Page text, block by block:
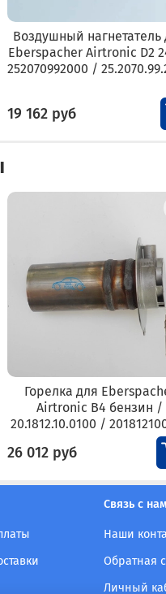
Воздушный нагнетатель
Eberspacher Airtronic D2
252070992000 /
19 162 руб
Горелка для
Airtronic B4 бензин /
20.1812.10.0100 /
26 012 руб
Связь с
Наши
Обратная
Личный